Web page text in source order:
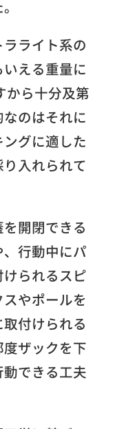
ライト系の
える重量に
から十分及第
のはそれに
グに適した
入れられて
開閉できる
行動中にパ
られるスピ
やポールを
付けられる
ザックを下
できる工夫